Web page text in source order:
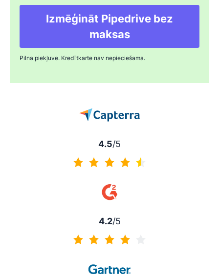
Izmēģināt Pipedrive bez
maksas
Atveras jaunā logā
Pilna piekļuve. Kredītkarte nav nepieciešama.
4.5/5
4.2/5